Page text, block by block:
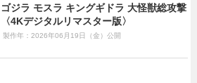
ゴジラ モスラ キングギドラ 大怪獣総攻撃
〈4Kデジタルリマスター版〉
製作年：2026年06月19日（金）公開